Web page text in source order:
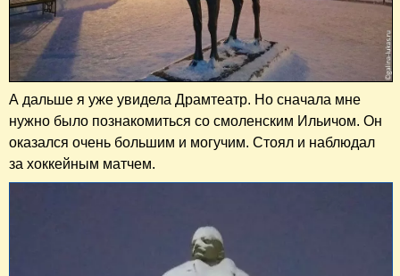
А дальше я уже увидела Драмтеатр. Но сначала мне
нужно было познакомиться со смоленским Ильичом. Он
оказался очень большим и могучим. Стоял и наблюдал
за хоккейным матчем.